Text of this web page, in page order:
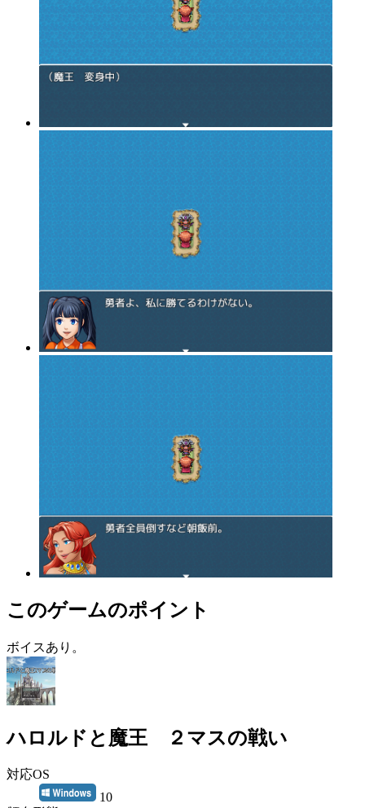
このゲームのポイント
ボイスあり。
ハロルドと魔王 ２マスの戦い
対応OS
10